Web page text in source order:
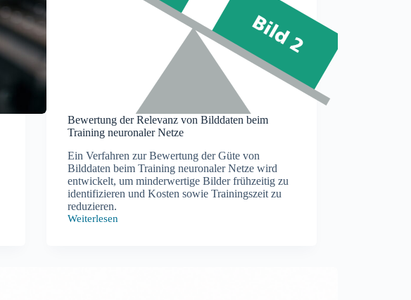
Bewertung der Relevanz von Bilddaten beim
Training neuronaler Netze
Ein Verfahren zur Bewertung der Güte von
Bilddaten beim Training neuronaler Netze wird
entwickelt, um minderwertige Bilder frühzeitig zu
identifizieren und Kosten sowie Trainingszeit zu
reduzieren.
Weiterlesen
Bewertung